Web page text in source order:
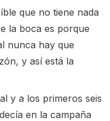
que no tiene nada
la boca es porque
nunca hay que
y así está la
y a los primeros seis
en la campaña